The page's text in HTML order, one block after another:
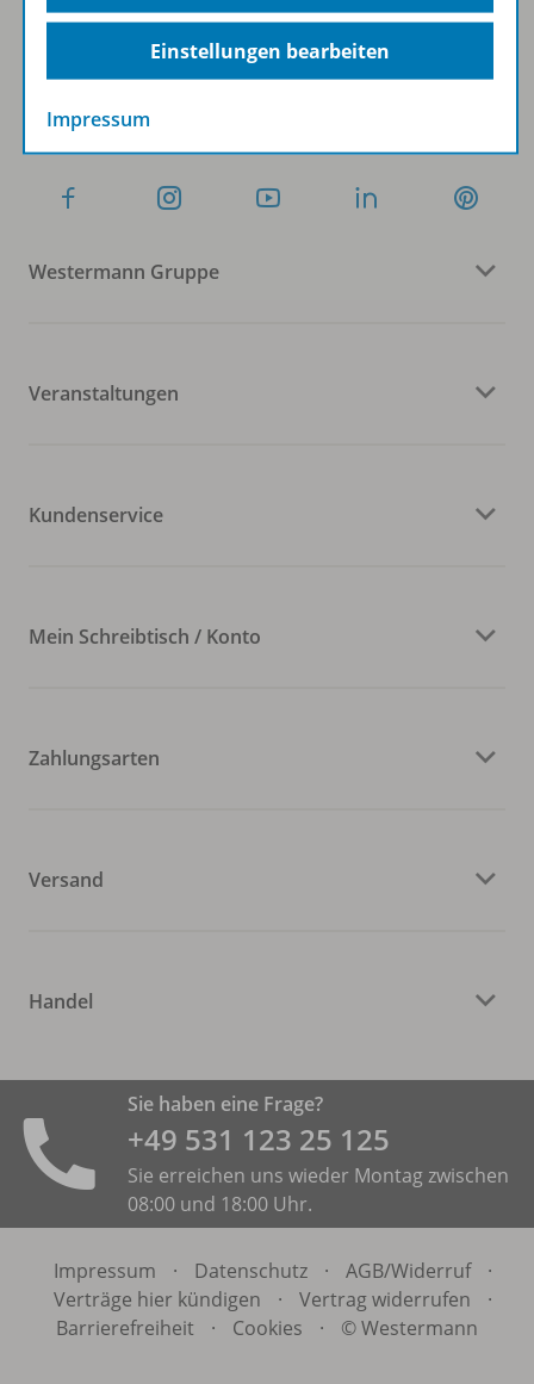
Westermann Gruppe
Veranstaltungen
Kundenservice
Mein Schreibtisch / Konto
Zahlungsarten
Versand
Handel
Sie haben eine Frage?
+49 531 ­123 25 125
Sie erreichen uns wieder Montag zwischen
08:00 und 18:00 Uhr.
Impressum · Datenschutz · AGB/Widerruf
·
Verträge hier kündigen
· Vertrag widerrufen
·
Barrierefreiheit
· Cookies · © Westermann
Einstellungen bearbeiten
Impressum